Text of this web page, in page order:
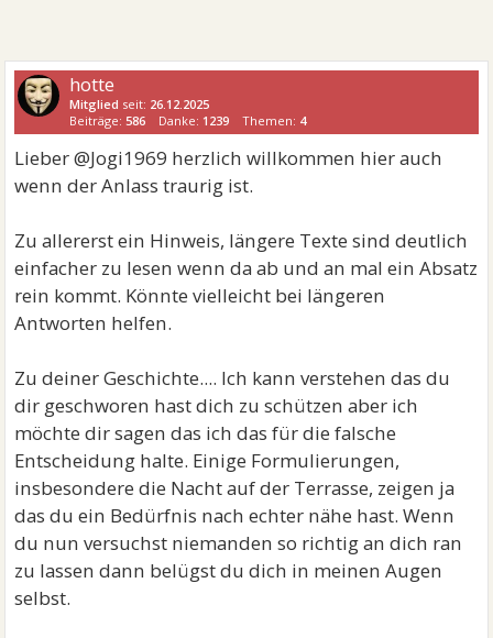
hotte
Mitglied seit: 26.12.2025
Beiträge: 586 Danke: 1239 Themen: 4
Lieber @Jogi1969 herzlich willkommen hier auch
wenn der Anlass traurig ist.
Zu allererst ein Hinweis, längere Texte sind deutlich
einfacher zu lesen wenn da ab und an mal ein Absatz
rein kommt. Könnte vielleicht bei längeren
Antworten helfen.
Zu deiner Geschichte.... Ich kann verstehen das du
dir geschworen hast dich zu schützen aber ich
möchte dir sagen das ich das für die falsche
Entscheidung halte. Einige Formulierungen,
insbesondere die Nacht auf der Terrasse, zeigen ja
das du ein Bedürfnis nach echter nähe hast. Wenn
du nun versuchst niemanden so richtig an dich ran
zu lassen dann belügst du dich in meinen Augen
selbst.